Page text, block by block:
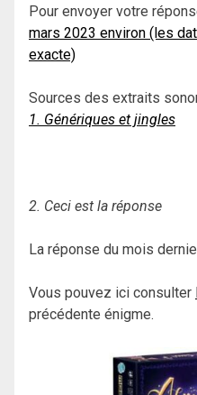
Pour envoyer votre
mars 2023 environ (les
exacte)
Sources des extraits
1. Génériques et jingles
2. Ceci est la réponse
La réponse du mois
Vous pouvez ici consulter
précédente énigme.